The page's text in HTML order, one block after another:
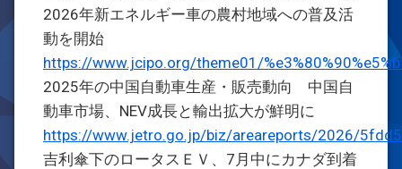
2026年新エネルギー車の農村地域への普及活
動を開始
https://www.jcipo.org/theme01/
2025年の中国自動車生産・販売動向 中国自
動車市場、NEV成長と輸出拡大が鮮明に
https://www.jetro.go.jp/biz/areareports/2026/
吉利傘下のロータスＥＶ、7月中にカナダ到着